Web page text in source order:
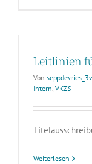
Leitlinien
Von
Intern, VKZS
Weiterlesen